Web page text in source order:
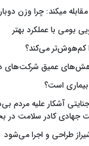
میکند: چرا وزن
بومی با عملکرد بهتر
کم‌هوش‌تر می‌کند؟
عمیق شرکت‌های
است؟
آشکار علیه مردم
جهادی کادر سلامت در
طراحی و اجرا می‌شود